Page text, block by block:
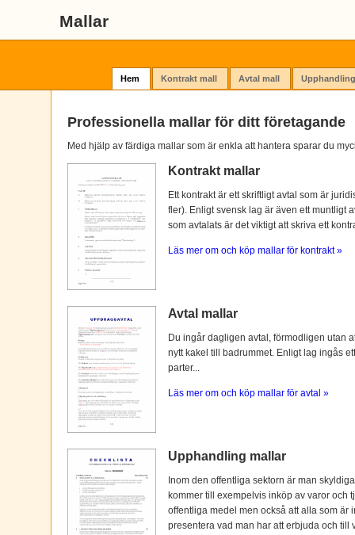
Mallar
Hem Kontrakt mall Avtal mall
Professionella mallar för ditt företagande
Med hjälp av färdiga mallar som är enkla att hantera sparar du
Kontrakt mallar
Ett kontrakt är ett skriftligt avtal som är
fler). Enligt svensk lag är även ett muntligt
som avtalats är det viktigt att skriva ett
Läs mer om och köp mallar för kontrakt »
Avtal mallar
Du ingår dagligen avtal, förmodligen utan
nytt kakel till badrummet. Enligt lag ingås
parter...
Läs mer om och köp mallar för avtal »
Upphandling mallar
Inom den offentliga sektorn är man
kommer till exempelvis inköp av varor och
offentliga medel men också att alla som är
presentera vad man har att erbjuda och till